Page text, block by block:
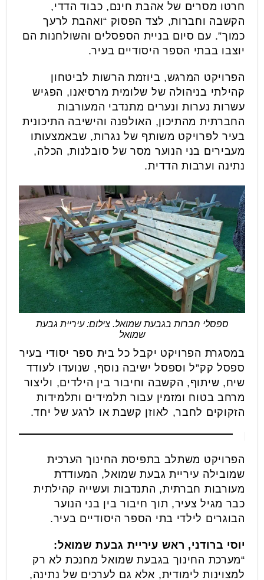
חרטו מסרים של אהבת חינם, כבוד הדדי,
הקשבה וחברות, לצד הפסוק “ואהבת לרעך
כמוך”. עם סיום בניית הספסלים והשולחנות הם
יוצבו בבתי הספר היסודיים בעיר.
הפרויקט המרגש, ביוזמת הרשות לביטחון
קהילתי בניהולה של שלומית מרסיאנו, הפגיש
עשרות נערות ונערים מתנדבי המעורבות
החברתית מהתיכון, האולפנה והישיבה התיכונית
בעיר לפרויקט משותף של נגרות, שבאמצעותו
מעבירים בני הנוער מסר של סובלנות, הכלה,
נתינה וערבות הדדית.
ספסלי חברות בגבעת שמואל. צילום: עיריית גבעת
שמואל
במסגרת הפרויקט יקבל כל בית ספר יסודי בעיר
ספסל קק”ל וספסל ישיבה נוסף, שנועדו לעודד
שיח, שיתוף, הקשבה וחיבור בין הילדים, וליצור
מרחב בטוח ומזמין עבור תלמידים ותלמידות
הזקוקים לחבר, לאוזן קשבת או לרגע של יחד.
הפרויקט משתלב בתפיסת החינוך הערכית
שמובילה עיריית גבעת שמואל, המעודדת
מעורבות חברתית, התנדבות ועשייה קהילתית
כבר מגיל צעיר, תוך חיבור בין בני הנוער
הבוגרים לילדי בתי הספר היסודיים בעיר.
יוסי ברודני, ראש עיריית גבעת שמואל:
“מערכת החינוך בגבעת שמואל מחנכת לא רק
למצוינות לימודית, אלא גם לערכים של נתינה,